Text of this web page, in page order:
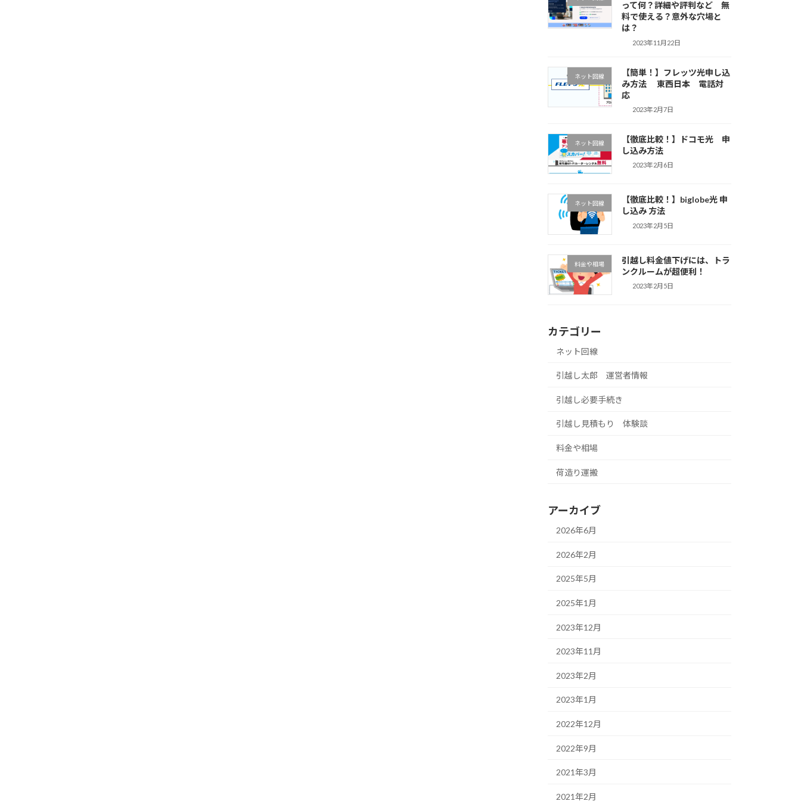
って何？詳細や評判など 無
料で使える？意外な穴場と
は？
2023年11月22日
ネット回線
【簡単！】フレッツ光申し込
み方法 東西日本 電話対
応
2023年2月7日
ネット回線
【徹底比較！】ドコモ光 申
し込み方法
2023年2月6日
ネット回線
【徹底比較！】biglobe光 申
し込み 方法
2023年2月5日
料金や相場
引越し料金値下げには、トラ
ンクルームが超便利！
2023年2月5日
カテゴリー
ネット回線
引越し太郎 運営者情報
引越し必要手続き
引越し見積もり 体験談
料金や相場
荷造り運搬
アーカイブ
2026年6月
2026年2月
2025年5月
2025年1月
2023年12月
2023年11月
2023年2月
2023年1月
2022年12月
2022年9月
2021年3月
2021年2月